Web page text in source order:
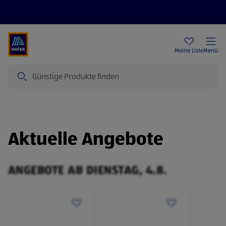
Meine ListeMenü
Aktuelle Angebote
ANGEBOTE AB DIENSTAG, 4.8.